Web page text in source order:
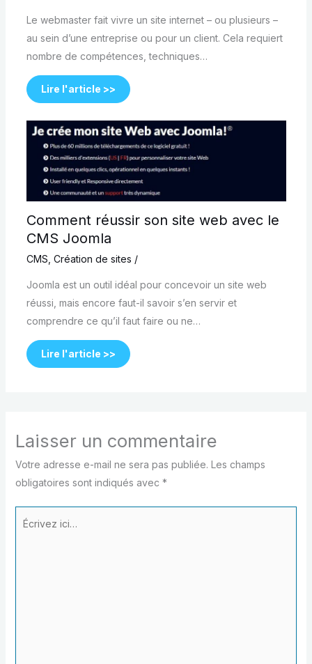
Le webmaster fait vivre un site internet – ou plusieurs –
au sein d’une entreprise ou pour un client. Cela requiert
nombre de compétences, techniques…
Lire l'article >>
Comment réussir son site web avec le
CMS Joomla
CMS, Création de sites /
Joomla est un outil idéal pour concevoir un site web
réussi, mais encore faut-il savoir s’en servir et
comprendre ce qu’il faut faire ou ne…
Lire l'article >>
Laisser un commentaire
Votre adresse e-mail ne sera pas publiée. Les champs
obligatoires sont indiqués avec *
Écrivez